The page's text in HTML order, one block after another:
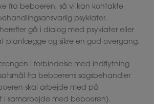
fra beboeren, så vi kan kontakte
psykiater.
gå i dialog med psykiater eller
planlægge og sikre en god overgang.
i forbindelse med indflytning
fra beboerens sagsbehandler
skal arbejde med på
i samarbejde med beboeren).